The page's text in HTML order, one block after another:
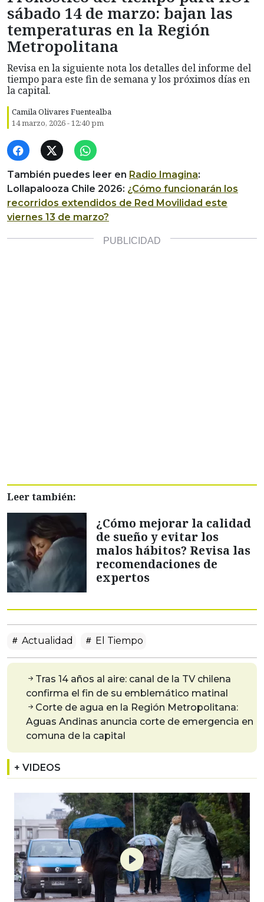
sábado 14 de marzo: bajan las
temperaturas en la Región
Metropolitana
Revisa en la siguiente nota los detalles del informe del
tiempo para este fin de semana y los próximos días en
la capital.
Camila Olivares Fuentealba
14 marzo, 2026 - 12:40 pm
También puedes leer en Radio Imagina:
Lollapalooza Chile 2026: ¿Cómo funcionarán los
recorridos extendidos de Red Movilidad este
viernes 13 de marzo?
Leer también:
¿Cómo mejorar la calidad
de sueño y evitar los
malos hábitos? Revisa las
recomendaciones de
expertos
Actualidad El Tiempo
Tras 14 años al aire: canal de la TV chilena
confirma el fin de su emblemático matinal
Corte de agua en la Región Metropolitana:
Aguas Andinas anuncia corte de emergencia en
comuna de la capital
+ VIDEOS